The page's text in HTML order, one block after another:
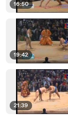
16:50
19:42
21:39